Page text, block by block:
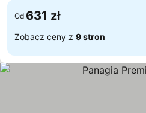
Od 631 zł
Zobacz ceny z 9 stron